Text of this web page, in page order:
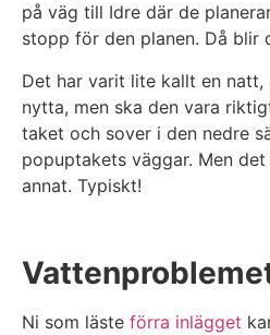
på väg till Idre där de
stopp för den planen. Då blir
Det har varit lite kallt en natt,
nytta, men ska den vara
taket och sover i den nedre
popuptakets väggar. Men
annat. Typiskt!
Ni som läste förra inlägget